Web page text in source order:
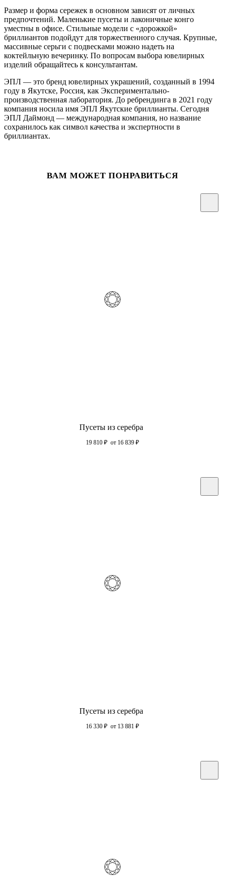
Размер и форма сережек в основном зависят от личных
предпочтений. Маленькие пусеты и лаконичные конго
уместны в офисе. Стильные модели с «дорожкой»
бриллиантов подойдут для торжественного случая. Крупные,
массивные серьги с подвесками можно надеть на
коктейльную вечеринку. По вопросам выбора ювелирных
изделий обращайтесь к консультантам.
ЭПЛ — это бренд ювелирных украшений, созданный в 1994
году в Якутске, Россия, как Экспериментально-
производственная лаборатория. До ребрендинга в 2021 году
компания носила имя ЭПЛ Якутские бриллианты. Сегодня
ЭПЛ Даймонд — международная компания, но название
сохранилось как символ качества и экспертности в
бриллиантах.
ВАМ МОЖЕТ ПОНРАВИТЬСЯ
Пусеты из серебра
19 810 ₽ от 16 839 ₽
Пусеты из серебра
16 330 ₽ от 13 881 ₽